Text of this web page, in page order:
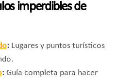
imperdibles de
:Lugares y puntos turísticos
:Guía completa para hacer